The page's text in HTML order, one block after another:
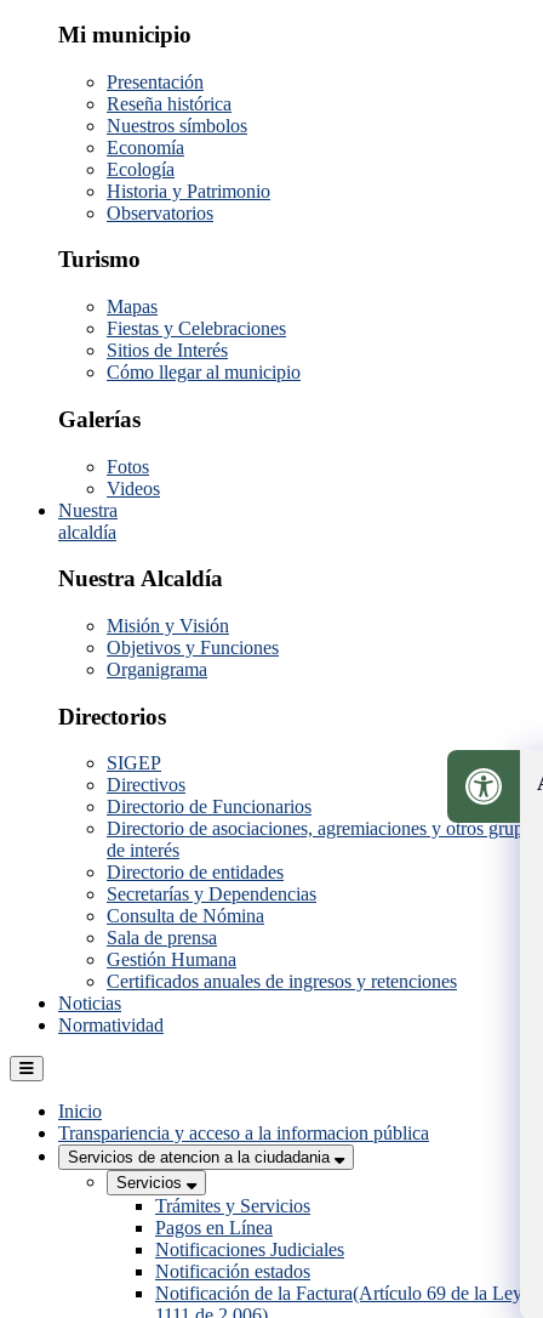
Mi municipio
Presentación
Reseña histórica
Nuestros símbolos
Economía
Ecología
Historia y Patrimonio
Observatorios
Turismo
Mapas
Fiestas y Celebraciones
Sitios de Interés
Cómo llegar al municipio
Galerías
Fotos
Videos
Nuestra
alcaldía
Nuestra Alcaldía
Misión y Visión
Objetivos y Funciones
Organigrama
Directorios
SIGEP
Directivos
Directorio de Funcionarios
Directorio de asociaciones, agremiaciones y otros grupos
de interés
Directorio de entidades
Secretarías y Dependencias
Consulta de Nómina
Sala de prensa
Gestión Humana
Certificados anuales de ingresos y retenciones
Noticias
Normatividad
Inicio
Transpariencia y acceso a la informacion pública
Servicios de atencion a la ciudadania
Servicios
Trámites y Servicios
Pagos en Línea
Notificaciones Judiciales
Notificación estados
Notificación de la Factura(Artículo 69 de la Ley